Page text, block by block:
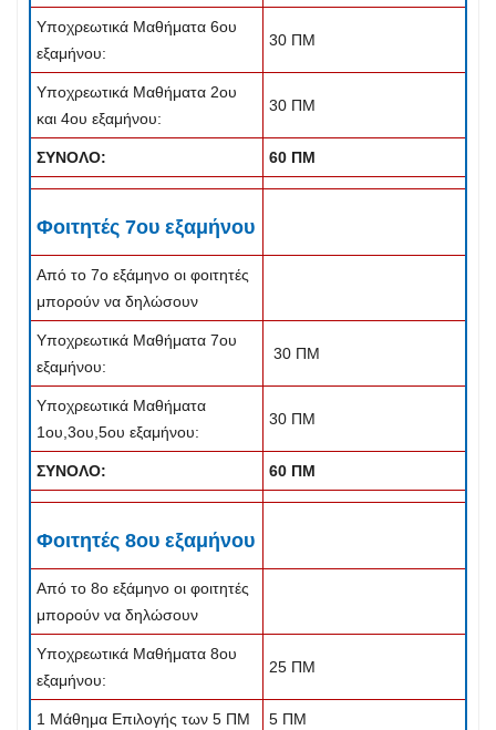
Υποχρεωτικά Μαθήματα 6ου
εξαμήνου:
30 ΠΜ
Υποχρεωτικά Μαθήματα 2ου
και 4ου εξαμήνου:
30 ΠΜ
ΣΥΝΟΛΟ: 60 ΠΜ
Φοιτητές 7ου εξαμήνου
Από το 7ο εξάμηνο οι φοιτητές
μπορούν να δηλώσουν
Υποχρεωτικά Μαθήματα 7ου
εξαμήνου:
30 ΠΜ
Υποχρεωτικά Μαθήματα
1ου,3ου,5ου εξαμήνου:
30 ΠΜ
ΣΥΝΟΛΟ: 60 ΠΜ
Φοιτητές 8ου εξαμήνου
Από το 8ο εξάμηνο οι φοιτητές
μπορούν να δηλώσουν
Υποχρεωτικά Μαθήματα 8ου
εξαμήνου:
25 ΠΜ
1 Μάθημα Επιλογής των 5 ΠΜ 5 ΠΜ